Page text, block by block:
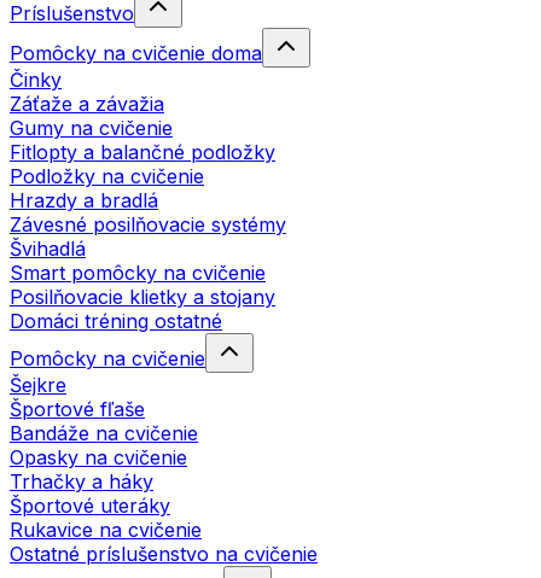
Príslušenstvo
Pomôcky na cvičenie doma
Činky
Záťaže a závažia
Gumy na cvičenie
Fitlopty a balančné podložky
Podložky na cvičenie
Hrazdy a bradlá
Závesné posilňovacie systémy
Švihadlá
Smart pomôcky na cvičenie
Posilňovacie klietky a stojany
Domáci tréning ostatné
Pomôcky na cvičenie
Šejkre
Športové fľaše
Bandáže na cvičenie
Opasky na cvičenie
Trhačky a háky
Športové uteráky
Rukavice na cvičenie
Ostatné príslušenstvo na cvičenie